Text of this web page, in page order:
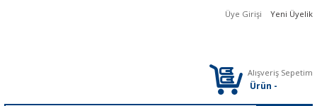
Üye Girişi Yeni Üyelik
Alışveriş Sepetim
Ürün -